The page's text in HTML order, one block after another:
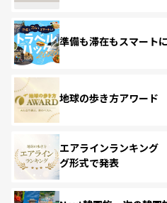
準備も滞在もスマート
地球の歩き方アワード
エアラインランキング
グ形式で発表